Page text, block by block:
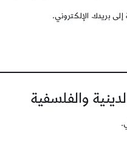
بريدك الإلكتروني.
والفلسفية